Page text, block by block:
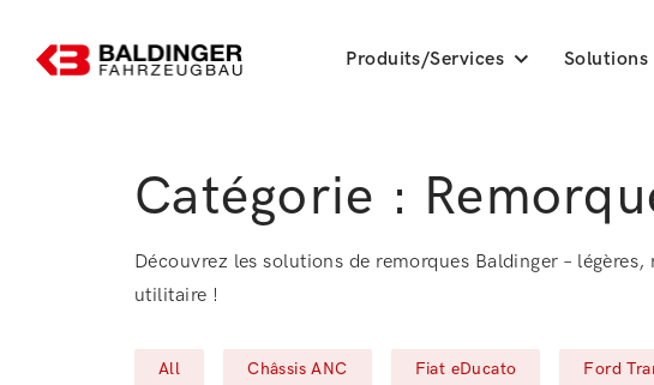
Produits/Services Solutions
Catégorie :
Découvrez les solutions de remorques Baldinger –
utilitaire !
Filter by
All Filter by
Châssis ANC Filter by
Fiat eDucato Filter by
Ford